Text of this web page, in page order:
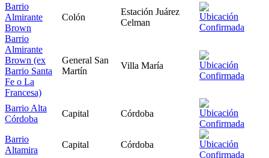
Barrio
Almirante
Brown
Colón
Estación Juárez
Celman
Barrio
Almirante
Brown (ex
Barrio Santa
Fe o La
Francesa)
General San
Martín
Villa María
Barrio Alta
Córdoba
Capital Córdoba
Barrio
Altamira
Capital Córdoba